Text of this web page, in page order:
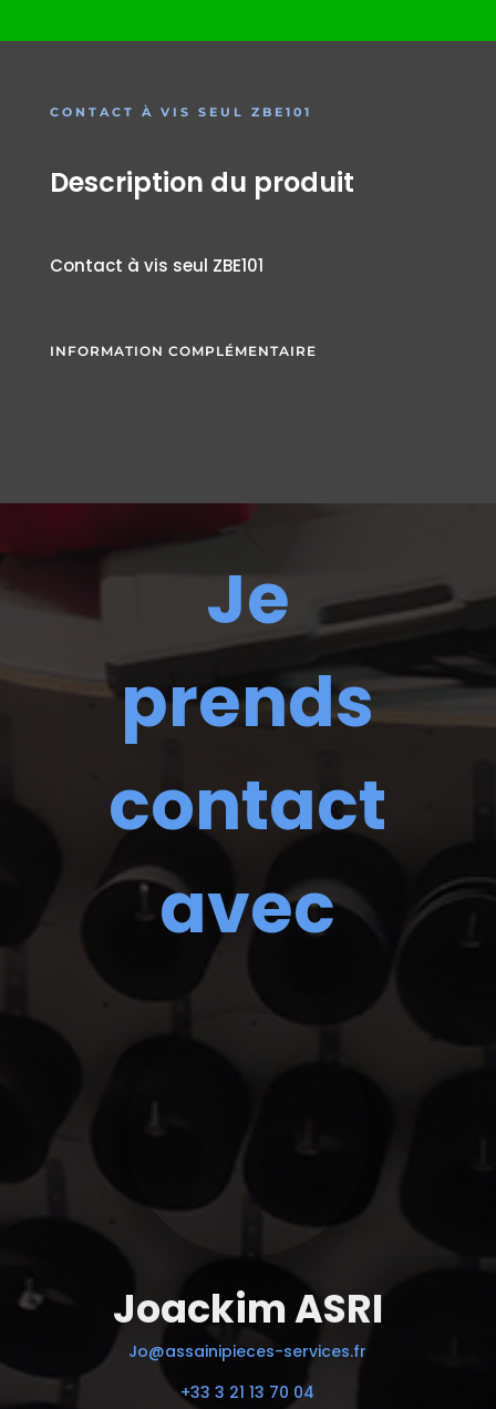
CONTACT À VIS SEUL ZBE101
Description du produit
Contact à vis seul ZBE101
INFORMATION COMPLÉMENTAIRE
Je
prends
contact
avec
Joackim ASRI
Jo@assainipieces-services.fr
+33 3 21 13 70 04